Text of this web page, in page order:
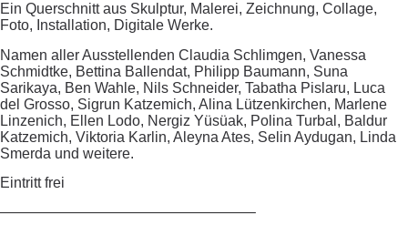
Ein Querschnitt aus Skulptur, Malerei, Zeichnung, Collage,
Foto, Installation, Digitale Werke.
Namen aller Ausstellenden Claudia Schlimgen, Vanessa
Schmidtke, Bettina Ballendat, Philipp Baumann, Suna
Sarikaya, Ben Wahle, Nils Schneider, Tabatha Pislaru, Luca
del Grosso, Sigrun Katzemich, Alina Lützenkirchen, Marlene
Linzenich, Ellen Lodo, Nergiz Yüsüak, Polina Turbal, Baldur
Katzemich, Viktoria Karlin, Aleyna Ates, Selin Aydugan, Linda
Smerda und weitere.
Eintritt frei
—————————————————–